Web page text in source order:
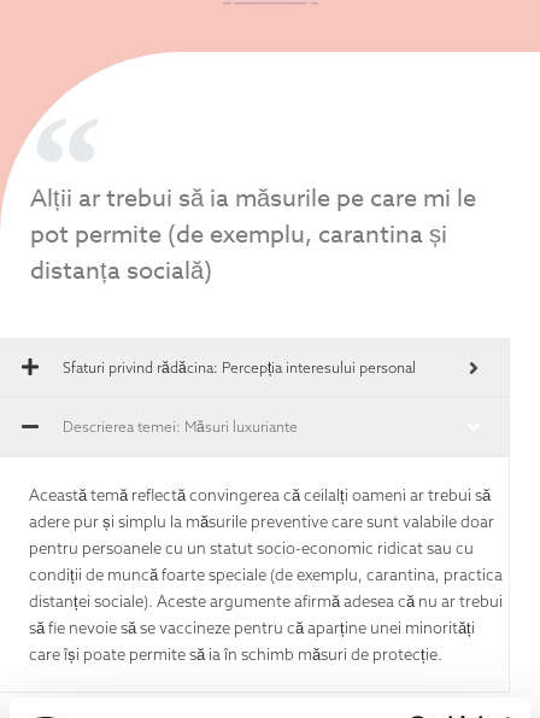
Alții ar trebui să ia măsurile pe care mi le
pot permite (de exemplu, carantina și
distanța socială)
Sfaturi privind rădăcina: Percepția interesului personal
Descrierea temei: Măsuri luxuriante
Această temă reflectă convingerea că ceilalți oameni ar trebui să
adere pur și simplu la măsurile preventive care sunt valabile doar
pentru persoanele cu un statut socio-economic ridicat sau cu
condiții de muncă foarte speciale (de exemplu, carantina, practica
distanței sociale). Aceste argumente afirmă adesea că nu ar trebui
să fie nevoie să se vaccineze pentru că aparține unei minorități
care își poate permite să ia în schimb măsuri de protecție.